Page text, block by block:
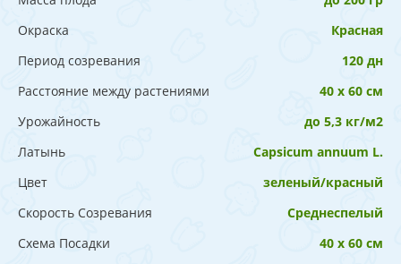
Окраска
Красная
Период созревания
120 дн
Расстояние между растениями
40 х 60 см
Урожайность
до 5,3 кг/м2
Латынь
Capsicum annuum L.
Цвет
зеленый/красный
Скорость Созревания
Среднеспелый
Схема Посадки
40 х 60 см